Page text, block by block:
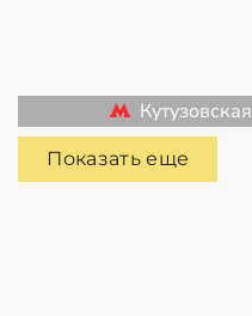
Кутузовская
Показать еще